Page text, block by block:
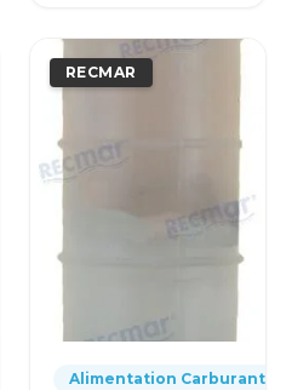
RECMAR
Alimentation Carburant